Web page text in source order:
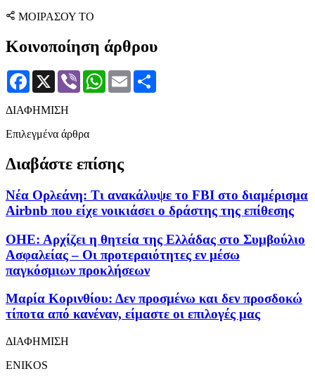
ΜΟΙΡΑΣΟΥ ΤΟ
Κοινοποίηση άρθρου
Facebook
X Viber WhatsApp
Email
ΔΙΑΦΗΜΙΣΗ
Επιλεγμένα άρθρα
Διαβάστε επίσης
Νέα Ορλεάνη: Tι ανακάλυψε το FBI στο διαμέρισμα
Airbnb που είχε νοικιάσει ο δράστης της επίθεσης
ΟΗΕ: Αρχίζει η θητεία της Ελλάδας στο Συμβούλιο
Ασφαλείας – Οι προτεραιότητες εν μέσω
παγκόσμιων προκλήσεων
Μαρία Κορινθίου: Δεν προσμένω και δεν προσδοκώ
τίποτα από κανέναν, είμαστε οι επιλογές μας
ΔΙΑΦΗΜΙΣΗ
ENIKOS